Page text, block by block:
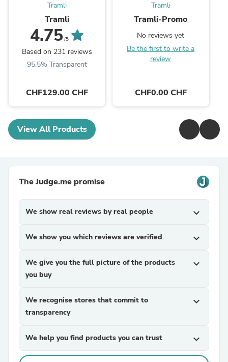
Tramli
Tramli
4.75/5
Based on 231 reviews
95.5% Transparent
CHF129.00 CHF
Tramli
Tramli-Promo
No reviews yet
Be the first to write a
review
CHF0.00 CHF
View All Products
The Judge.me promise
We show real reviews by real people expand_more
We show you which reviews are verified expand_more
We give you the full picture of the products
you buy
expand_more
We recognise stores that commit to
transparency
expand_more
We help you find products you can trust expand_more